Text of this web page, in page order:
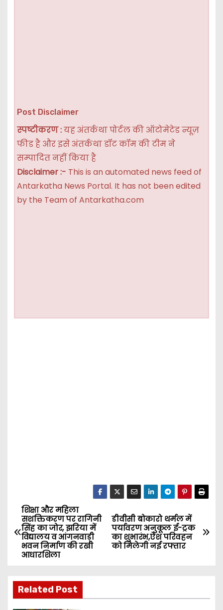
Post Disclaimer
स्पष्टीकरण :यह अंतर्कथा पोर्टल की ऑटोमेटेड न्यूज़
फीड है और इसे अंतर्कथा डॉट कॉम की टीम ने
सम्पादित नहीं किया है
Disclaimer :- This is an automated news feed of
Antarkatha News Portal. It has not been edited
by the Team of Antarkatha.com
P
o
s
t
n
डीवीसी बोकारो थर्मल में
पर्यावरण अनुकूल ई-ट्रक
का शुभारंभ,ऐश परिवहन
को मिलेगी नई रफ्तार
शिक्षा और महिला
सशक्तिकरण पर रागिनी
सिंह का जोर, झरिया में
विद्यालय व आंगनवाड़ी
भवन निर्माण की रखी
आधारशिला
Related Post